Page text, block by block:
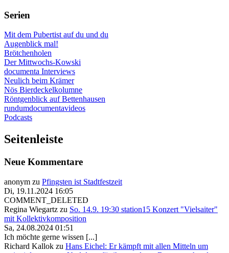
Serien
Mit dem Pubertist auf du und du
Augenblick mal!
Brötchenholen
Der Mittwochs-Kowski
documenta Interviews
Neulich beim Krämer
Nös Bierdeckelkolumne
Röntgenblick auf Bettenhausen
rundumdocumentavideos
Podcasts
Seitenleiste
Neue Kommentare
anonym zu Pfingsten ist Stadtfestzeit
Di, 19.11.2024 16:05
COMMENT_DELETED
Regina Wiegartz zu So. 14.9. 19:30 station15 Konzert "Vielsaiter"
mit Kollektivkomposition
Sa, 24.08.2024 01:51
Ich möchte gerne wissen [...]
Richard Kallok zu Hans Eichel: Er kämpft mit allen Mitteln um